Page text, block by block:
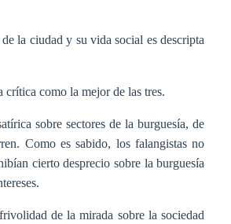
la ciudad y su vida social es descripta
crítica como la mejor de las tres.
sobre sectores de la burguesía, de
Como es sabido, los falangistas no
cierto desprecio sobre la burguesía
de la mirada sobre la sociedad